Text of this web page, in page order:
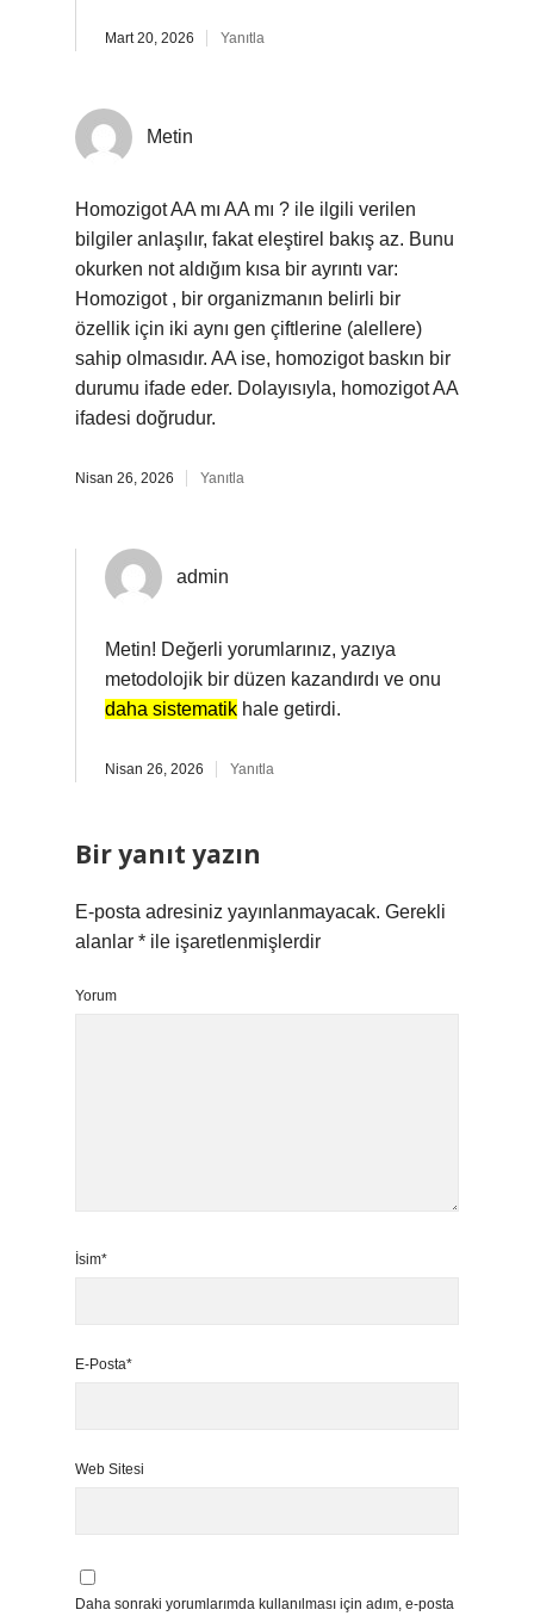
Mart 20, 2026 Yanıtla
Metin
Homozigot AA mı AA mı ? ile ilgili verilen
bilgiler anlaşılır, fakat eleştirel bakış az. Bunu
okurken not aldığım kısa bir ayrıntı var:
Homozigot , bir organizmanın belirli bir
özellik için iki aynı gen çiftlerine (alellere)
sahip olmasıdır. AA ise, homozigot baskın bir
durumu ifade eder. Dolayısıyla, homozigot AA
ifadesi doğrudur.
Nisan 26, 2026 Yanıtla
admin
Metin! Değerli yorumlarınız, yazıya
metodolojik bir düzen kazandırdı ve onu
daha sistematik hale getirdi.
Nisan 26, 2026 Yanıtla
Bir yanıt yazın
E-posta adresiniz yayınlanmayacak. Gerekli
alanlar * ile işaretlenmişlerdir
Yorum
İsim*
E-Posta*
Web Sitesi
Daha sonraki yorumlarımda kullanılması için adım, e-posta